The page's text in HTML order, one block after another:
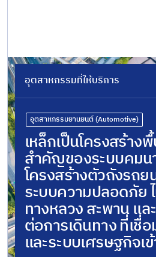
อุตสาหกรรมที่ให้บริการ
อุตสาหกรรมยานยนต์ (Automotive)
เหล็กเป็นโครงสร้าง
สำคัญของระบบคม
โครงสร้างตัวถังรถย
ระบบความปลอดภัย
ทางหลวง สะพาน แล
ต่อการเดินทาง ที่เชื่
และระบบเศรษฐกิจเ